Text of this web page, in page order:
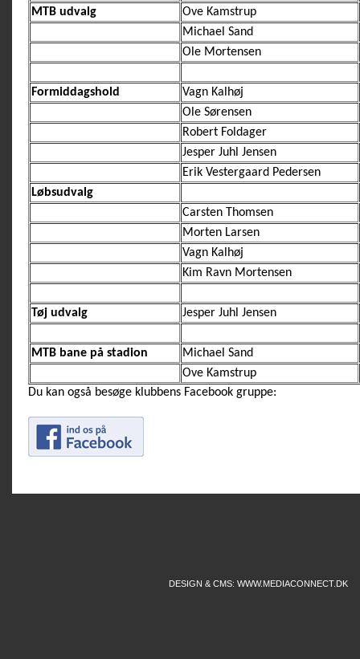
MTB udvalg
Ove Kamstrup
Michael Sand
Ole Mortensen
Formiddagshold
Vagn Kalhøj
Ole Sørensen
Robert Foldager
Jesper Juhl Jensen
Erik Vestergaard Pedersen
Løbsudvalg
Carsten Thomsen
Morten Larsen
Vagn Kalhøj
Kim Ravn Mortensen
Tøj udvalg Jesper Juhl Jensen
MTB bane på stadion
Michael Sand
Ove Kamstrup
Du kan også besøge klubbens Facebook gruppe:
DESIGN & CMS: WWW.MEDIACONNECT.DK